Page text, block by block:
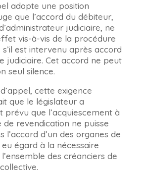
adopte une position
que l’accord du débiteur,
judiciaire, ne
vis-à-vis de la procédure
est intervenu après accord
judiciaire. Cet accord ne peut
seul silence.
cette exigence
que le législateur a
prévu que l’acquiescement à
de revendication ne puisse
l’accord d’un des organes de
égard à la nécessaire
des créanciers de